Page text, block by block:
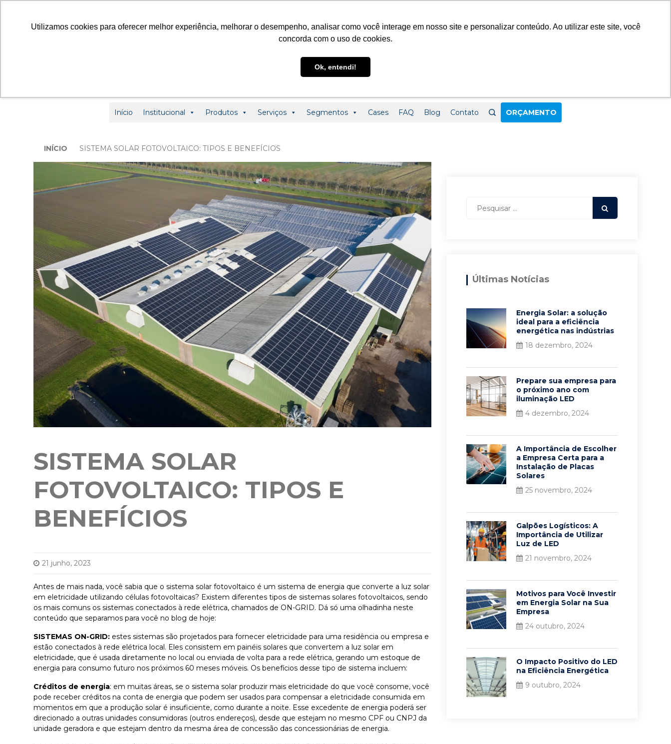
Utilizamos cookies para oferecer melhor experiência, melhorar o desempenho, analisar como você interage em nosso site e personalizar conteúdo. Ao utilizar este site, você
concorda com o uso de cookies.
Ok, entendi!
Início Institucional Produtos Serviços Segmentos Cases FAQ Blog Contato ORÇAMENTO
INÍCIO SISTEMA SOLAR FOTOVOLTAICO: TIPOS E BENEFÍCIOS
SISTEMA SOLAR
FOTOVOLTAICO: TIPOS E
BENEFÍCIOS
21 junho, 2023
Antes de mais nada, você sabia que o sistema solar fotovoltaico é um sistema de energia que converte a luz solar
em eletricidade utilizando células fotovoltaicas? Existem diferentes tipos de sistemas solares fotovoltaicos, sendo
os mais comuns os sistemas conectados à rede elétrica, chamados de ON-GRID. Dá só uma olhadinha neste
conteúdo que separamos para você no blog de hoje:
SISTEMAS ON-GRID: estes sistemas são projetados para fornecer eletricidade para uma residência ou empresa e
estão conectados à rede elétrica local. Eles consistem em painéis solares que convertem a luz solar em
eletricidade, que é usada diretamente no local ou enviada de volta para a rede elétrica, gerando um estoque de
energia para consumo futuro nos próximos 60 meses móveis. Os benefícios desse tipo de sistema incluem:
Créditos de energia: em muitas áreas, se o sistema solar produzir mais eletricidade do que você consome, você
pode receber créditos na conta de energia que podem ser usados para compensar a eletricidade consumida em
momentos em que a produção solar é insuficiente, como durante a noite. Esse excedente de energia poderá ser
direcionado a outras unidades consumidoras (outros endereços), desde que estejam no mesmo CPF ou CNPJ da
unidade geradora e que estejam dentro da mesma área de concessão das concessionárias de energia.
Últimas Notícias
Energia Solar: a solução
ideal para a eficiência
energética nas indústrias
18 dezembro, 2024
Prepare sua empresa para
o próximo ano com
iluminação LED
4 dezembro, 2024
A Importância de Escolher
a Empresa Certa para a
Instalação de Placas
Solares
25 novembro, 2024
Galpões Logísticos: A
Importância de Utilizar
Luz de LED
21 novembro, 2024
Motivos para Você Investir
em Energia Solar na Sua
Empresa
24 outubro, 2024
O Impacto Positivo do LED
na Eficiência Energética
9 outubro, 2024